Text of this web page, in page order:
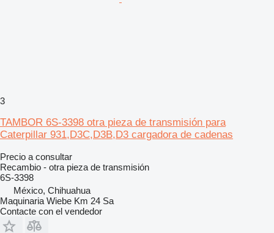
3
TAMBOR 6S-3398 otra pieza de transmisión para
Caterpillar 931,D3C,D3B,D3 cargadora de cadenas
Precio a consultar
Recambio - otra pieza de transmisión
6S-3398
México, Chihuahua
Maquinaria Wiebe Km 24 Sa
Contacte con el vendedor